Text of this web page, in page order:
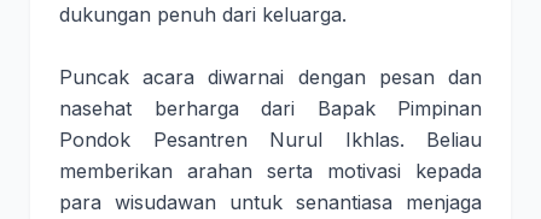
dukungan penuh dari keluarga.
Puncak acara diwarnai dengan pesan dan
nasehat berharga dari Bapak Pimpinan
Pondok Pesantren Nurul Ikhlas. Beliau
memberikan arahan serta motivasi kepada
para wisudawan untuk senantiasa menjaga